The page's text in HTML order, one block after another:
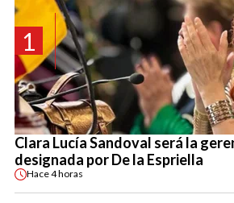
1
Clara Lucía Sandoval será la
designada por De la Espriella
Hace4 horas